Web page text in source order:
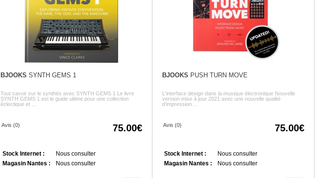
BJOOKS SYNTH GEMS 1
Tout savoir sur le synthés avec SYNTH GEMS 1 Le livre
SYNTH GEMS 1 est le guide ultime pour une collection
éclectique et ...
Avis (0) 75.00
Stock Internet :
Nous consulter
Magasin Nantes :
Nous consulter
BJOOKS PUSH TURN MOVE
L'interface design dans la musique électronique Nouvelle
version mise à jour 2021 avec une nouvelle qualité
d’impression ...
Avis (0) 75.00
Stock Internet :
Nous consulter
Magasin Nantes :
Nous consulter